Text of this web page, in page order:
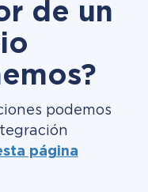
de un
podemos
página